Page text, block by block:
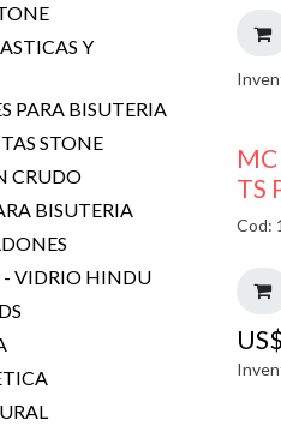
Y
PARA BISUTERIA
STONE
CRUDO
BISUTERIA
VIDRIO HINDU
TS
Cod:
US$